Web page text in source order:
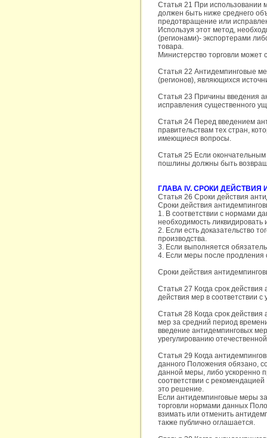
Статья 21 При использовании
должен быть ниже среднего
предотвращение или
Используя этот метод,
(регионами)- экспортерами
товара.
Министерство торговли может
Статья 22 Антидемпинговые
(регионов), являющихся
Статья 23 Причины введения
исправления существенного
Статья 24 Перед введением
правительствам тех стран,
имеющиеся вопросы.
Статья 25 Если
пошлины должны быть
ГЛАВА IV. СРОКИ
Статья 26 Сроки действия
Сроки действия
1. В соответствии с нормами
необходимость
2. Если есть доказательство
производства.
3. Если выполняется
4. Если меры после продления
Сроки действия
Статья 27 Когда срок
действия мер в соответствии
Статья 28 Когда срок
мер за средний период
введение антидемпинговых
урегулированию
Статья 29 Когда
данного Положения обязано,
данной меры, либо ускоренно
соответствии с
это решение.
Если антидемпинговые меры
торговли нормами данных
взимать или отменить
также публично оглашается.